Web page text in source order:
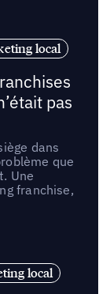
local
pas
dans
que
Une
franchise,
local